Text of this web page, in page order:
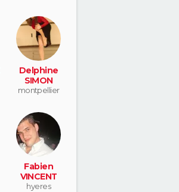
Delphine
SIMON
montpellier
Fabien
VINCENT
hyeres